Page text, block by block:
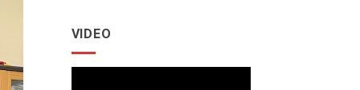
cho
VIDEO